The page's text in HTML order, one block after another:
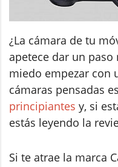
¿La cámara de tu
apetece dar un paso
miedo empezar con
cámaras pensadas
principiantes y, si
estás leyendo la
Si te atrae la marca